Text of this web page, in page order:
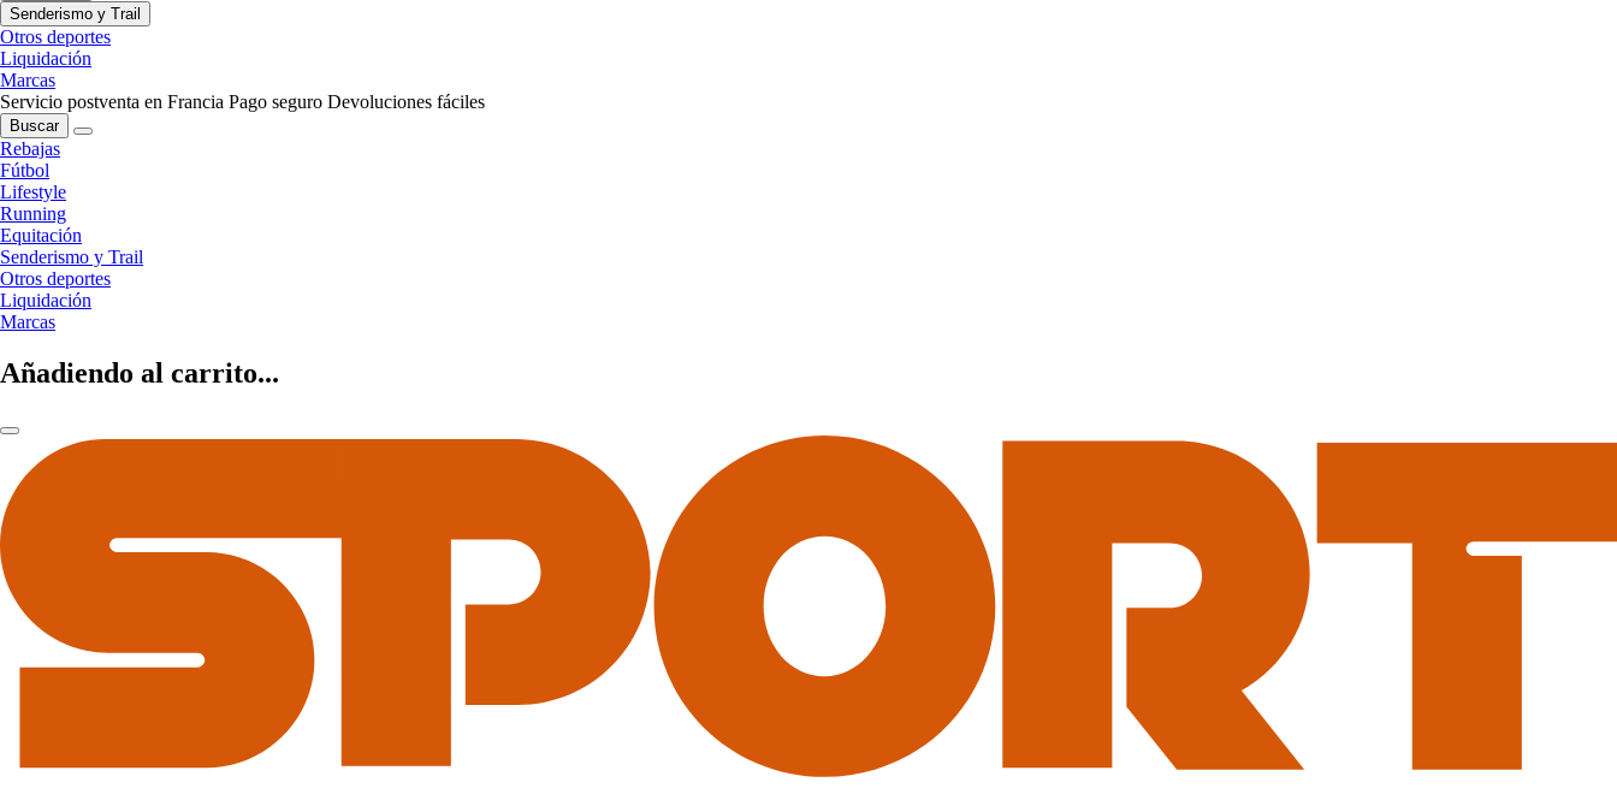
Senderismo y Trail
Otros deportes
Liquidación
Marcas
Servicio postventa en Francia Pago seguro Devoluciones fáciles
Buscar
Rebajas
Fútbol
Lifestyle
Running
Equitación
Senderismo y Trail
Otros deportes
Liquidación
Marcas
Añadiendo al carrito...